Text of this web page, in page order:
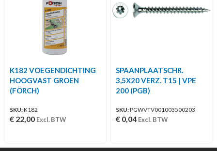
K182 VOEGENDICHTING
HOOGVAST GROEN
(FÖRCH)
SKU:K182
€ 22,00 Excl. BTW
SPAANPLAATSCHR.
3,5X20 VERZ. T15 | VPE
200 (PGB)
SKU:PGWVTV001003500203
€ 0,04 Excl. BTW